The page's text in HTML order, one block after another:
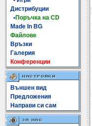
Дистрибуции
•Поръчка на CD
Made In BG
Файлове
Връзки
Галерия
Конференции
Външен вид
Предложения
Направи си сам